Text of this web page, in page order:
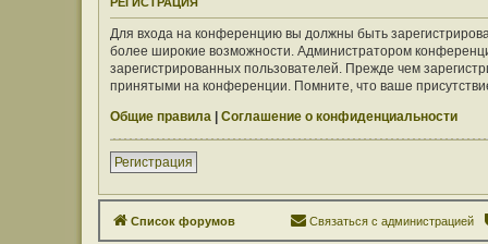
РЕГИСТРАЦИЯ
Для входа на конференцию вы должны быть
более широкие возможности. Администратором
зарегистрированных пользователей. Прежде чем
принятыми на конференции. Помните, что ваше
Общие правила | Соглашение о конфиденциальности
Регистрация
Список форумов Связаться с администрацией